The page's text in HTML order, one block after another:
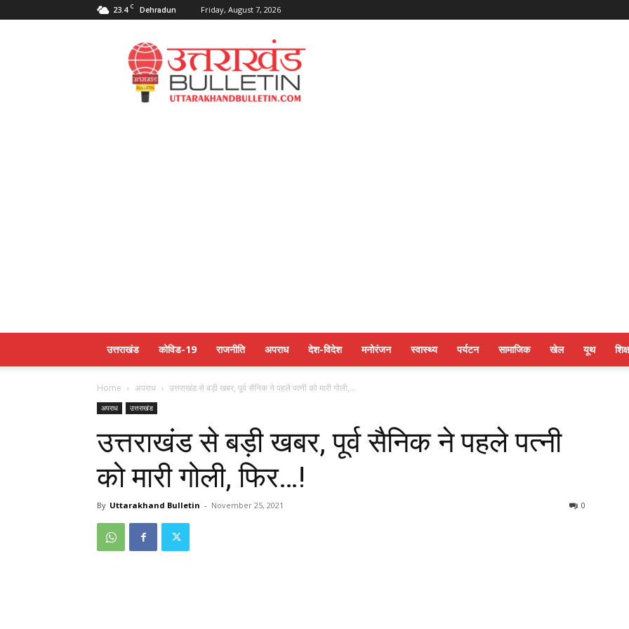
23.4 C Dehradun Friday, August 7, 2026
Uttarakahnd
Bulletin
उत्तराखंड कोविड-19 राजनीति अपराध देश-विदेश मनोरंजन स्वास्थ्य पर्यटन सामाजिक खेल यूथ
Home अपराध उत्तराखंड से बड़ी खबर, पूर्व सैनिक ने पहले पत्नी को मारी गोली,...
अपराध उत्तराखंड
उत्तराखंड से बड़ी खबर, पूर्व सैनिक ने पहले पत्नी
को मारी गोली, फिर…!
By Uttarakhand Bulletin - November 25, 2021 0